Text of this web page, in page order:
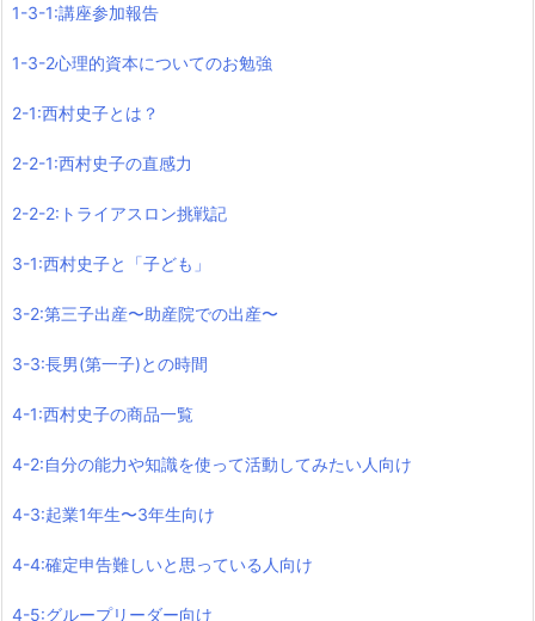
1-3-1:講座参加報告
1-3-2心理的資本についてのお勉強
2-1:西村史子とは？
2-2-1:西村史子の直感力
2-2-2:トライアスロン挑戦記
3-1:西村史子と「子ども」
3-2:第三子出産〜助産院での出産〜
3-3:長男(第一子)との時間
4-1:西村史子の商品一覧
4-2:自分の能力や知識を使って活動してみたい人向け
4-3:起業1年生〜3年生向け
4-4:確定申告難しいと思っている人向け
4-5:グループリーダー向け